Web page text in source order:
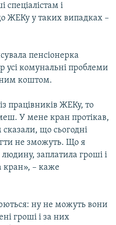
спеціалістам і
ЖЕКу у таких випадках –
пенсіонерка
комунальні проблеми
коштом.
працівників ЖЕКу, то
У мене кран протікав,
що сьогодні
не зможуть. Що я
заплатила гроші і
кран», – каже
ну не можуть вони
гроші і за них